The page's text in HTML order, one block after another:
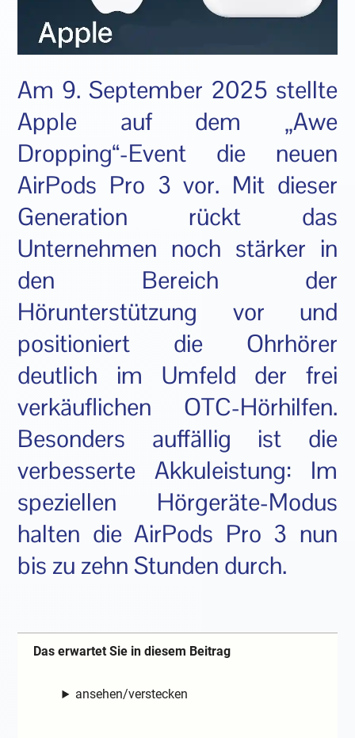
Am 9. September 2025 stellte
Apple auf dem „Awe
Dropping“-Event die neuen
AirPods Pro 3 vor. Mit dieser
Generation rückt das
Unternehmen noch stärker in
den Bereich der
Hörunterstützung vor und
positioniert die Ohrhörer
deutlich im Umfeld der frei
verkäuflichen OTC-Hörhilfen.
Besonders auffällig ist die
verbesserte Akkuleistung: Im
speziellen Hörgeräte-Modus
halten die AirPods Pro 3 nun
bis zu zehn Stunden durch.
Das erwartet Sie in diesem Beitrag
ansehen/verstecken